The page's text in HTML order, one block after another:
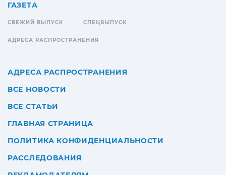
ГАЗЕТА
СВЕЖИЙ ВЫПУСК СПЕЦВЫПУСК
АДРЕСА РАСПРОСТРАНЕНИЯ
АДРЕСА РАСПРОСТРАНЕНИЯ
ВСЕ НОВОСТИ
ВСЕ СТАТЬИ
ГЛАВНАЯ СТРАНИЦА
ПОЛИТИКА КОНФИДЕНЦИАЛЬНОСТИ
РАССЛЕДОВАНИЯ